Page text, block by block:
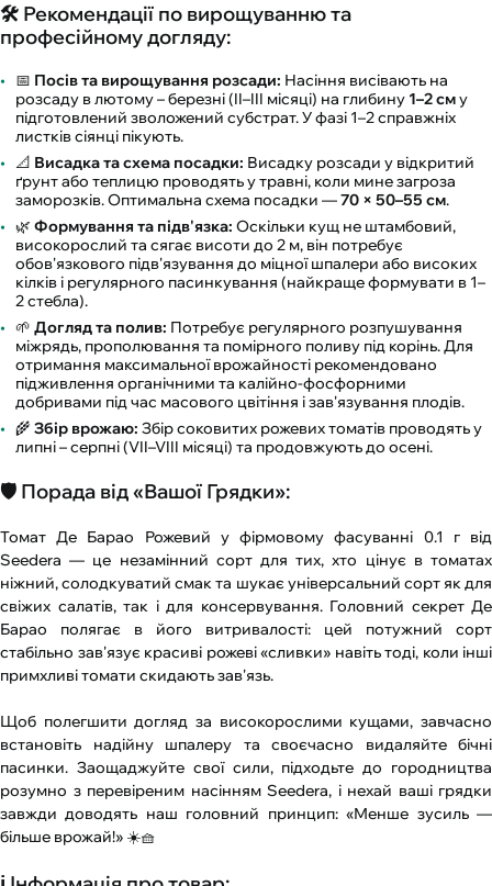
🛠️ Рекомендації по вирощуванню та
професійному догляду:
📅 Посів та вирощування розсади: Насіння висівають на
розсаду в лютому – березні (II–III місяці) на глибину 1–2 сму
підготовлений зволожений субстрат. У фазі 1–2 справжніх
листків сіянці пікують.
📐 Висадка та схема посадки: Висадку розсади у відкритий
ґрунт або теплицю проводять у травні, коли мине загроза
заморозків. Оптимальна схема посадки —70 × 50–55 см.
🌿 Формування та підв'язка: Оскільки кущ не штамбовий,
високорослий та сягає висоти до 2 м, він потребує
обов'язкового підв'язування до міцної шпалери або високих
кілків і регулярного пасинкування (найкраще формувати в 1–
2 стебла).
🌱 Догляд та полив: Потребує регулярного розпушування
міжрядь, прополювання та помірного поливу під корінь. Для
отримання максимальної врожайності рекомендовано
підживлення органічними та калійно-фосфорними
добривами під час масового цвітіння і зав'язування плодів.
🌾 Збір врожаю: Збір соковитих рожевих томатів проводять у
липні – серпні (VII–VIII місяці) та продовжують до осені.
🛡️ Порада від «Вашої Грядки»:
Томат Де Барао Рожевий у фірмовому фасуванні 0.1 г від
Seedera — це незамінний сорт для тих, хто цінує в томатах
ніжний, солодкуватий смак та шукає універсальний сорт як для
свіжих салатів, так і для консервування. Головний секрет Де
Барао полягає в його витривалості: цей потужний сорт
стабільно зав'язує красиві рожеві «сливки» навіть тоді, коли інші
примхливі томати скидають зав'язь.
Щоб полегшити догляд за високорослими кущами, завчасно
встановіть надійну шпалеру та своєчасно видаляйте бічні
пасинки. Заощаджуйте свої сили, підходьте до городництва
розумно з перевіреним насінням Seedera, і нехай ваші грядки
завжди доводять наш головний принцип: «Менше зусиль —
більше врожай!» ☀️🧺